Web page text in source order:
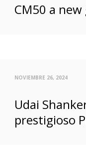
CM50 a
NOVIEMBRE 26, 2024
Udai
prestigioso